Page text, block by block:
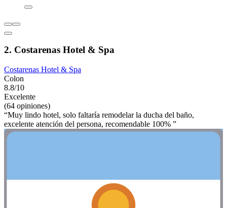
2. Costarenas Hotel & Spa
Costarenas Hotel & Spa
Colon
8.8/10
Excelente
(64 opiniones)
“Muy lindo hotel, solo faltaría remodelar la ducha del baño,
excelente atención del persona, recomendable 100% ”